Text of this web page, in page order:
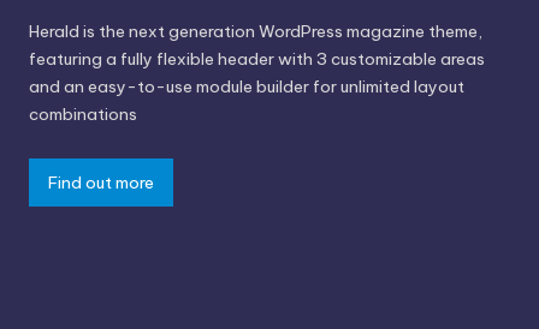
Herald is the next generation WordPress magazine theme,
featuring a fully flexible header with 3 customizable areas
and an easy-to-use module builder for unlimited layout
combinations
Find out more